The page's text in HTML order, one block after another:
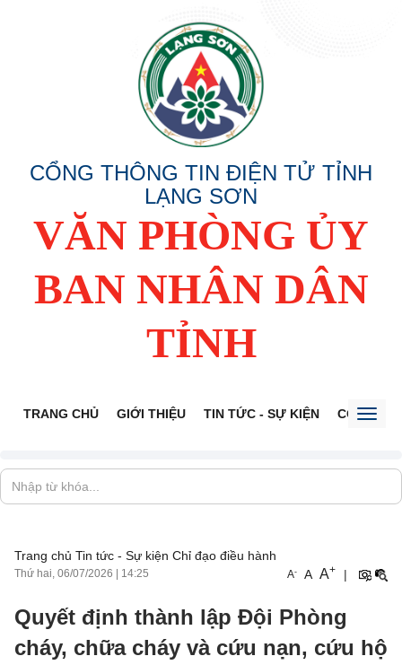
CỔNG THÔNG TIN ĐIỆN TỬ TỈNH
LẠNG SƠN
VĂN PHÒNG ỦY
BAN NHÂN DÂN
TỈNH
TRANG CHỦ GIỚI THIỆU TIN TỨC - SỰ KIỆN CỔNG
Trang chủ Tin tức - Sự kiện Chỉ đạo điều hành
Thứ hai, 06/07/2026 14:25 A- A A+ |
Quyết định thành lập Đội Phòng
cháy, chữa cháy và cứu nạn, cứu hộ